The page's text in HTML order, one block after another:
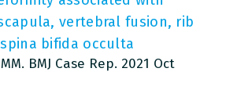
vertebral fusion, rib
bifida occulta
BMJ Case Rep. 2021 Oct